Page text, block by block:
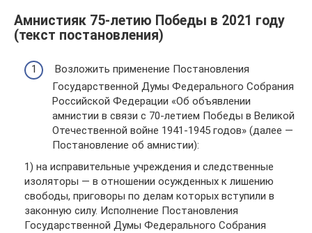
Амнистияк 75-летию Победы в 2021 году
(текст постановления)
Возложить применение Постановления
Государственной Думы Федерального Собрания
Российской Федерации «Об объявлении
амнистии в связи с 70-летием Победы в Великой
Отечественной войне 1941-1945 годов» (далее —
Постановление об амнистии):
1) на исправительные учреждения и следственные
изоляторы — в отношении осужденных к лишению
свободы, приговоры по делам которых вступили в
законную силу. Исполнение Постановления
Государственной Думы Федерального Собрания